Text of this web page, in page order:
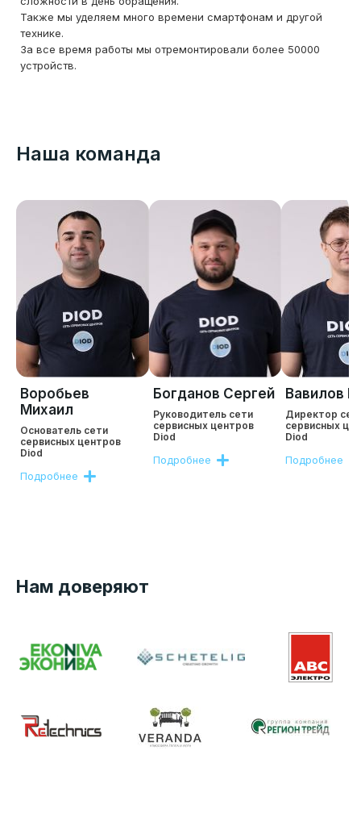
Также мы уделяем много времени смартфонам и другой
технике.
За все время работы мы отремонтировали более 50000
устройств.
Наша команда
Воробьев
Михаил
Основатель сети
сервисных центров
Diod
Подробнее
Богданов Сергей
Руководитель сети
сервисных центров
Diod
Подробнее
Вавилов
Директор
сервисных
Diod
Подробнее
Нам доверяют